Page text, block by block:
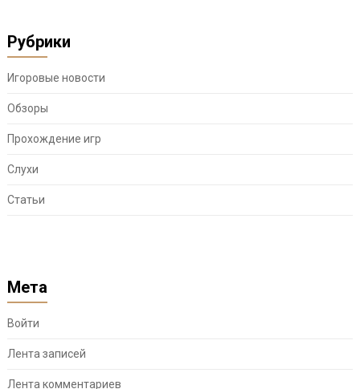
Рубрики
Игоровые новости
Обзоры
Прохождение игр
Слухи
Статьи
Мета
Войти
Лента записей
Лента комментариев